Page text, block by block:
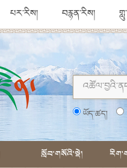
པར་རིས། བརྙན་རིས།
ཡོད་ཚད།
སློབ་གསོའི་སྡེ།